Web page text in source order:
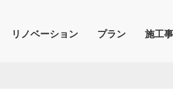
リノベーション プラン 施工